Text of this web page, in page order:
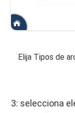
Elija Tipos de
3: selecciona